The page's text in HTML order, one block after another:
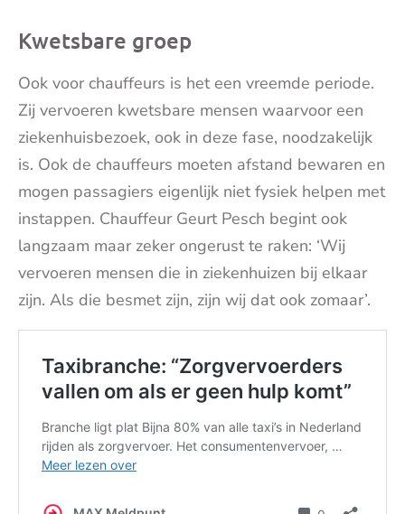
Kwetsbare groep
Ook voor chauffeurs is het een vreemde periode.
Zij vervoeren kwetsbare mensen waarvoor een
ziekenhuisbezoek, ook in deze fase, noodzakelijk
is. Ook de chauffeurs moeten afstand bewaren en
mogen passagiers eigenlijk niet fysiek helpen met
instappen. Chauffeur Geurt Pesch begint ook
langzaam maar zeker ongerust te raken: ‘Wij
vervoeren mensen die in ziekenhuizen bij elkaar
zijn. Als die besmet zijn, zijn wij dat ook zomaar’.